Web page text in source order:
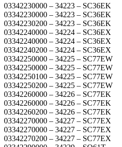
03342230000 – 34223 – SC36EK
03342230000 – 34223 – SC36EK
03342230200 – 34223 – SC36EK
03342240000 – 34224 – SC36EX
03342240000 – 34224 – SC36EX
03342240200 – 34224 – SC36EX
03342250000 – 34225 – SC77EW
03342250000 – 34225 – SC77EW
03342250100 – 34225 – SC77EW
03342250200 – 34225 – SC77EW
03342260000 – 34226 – SC77EK
03342260000 – 34226 – SC77EK
03342260200 – 34226 – SC77EK
03342270000 – 34227 – SC77EX
03342270000 – 34227 – SC77EX
03342270200 – 34227 – SC77EX